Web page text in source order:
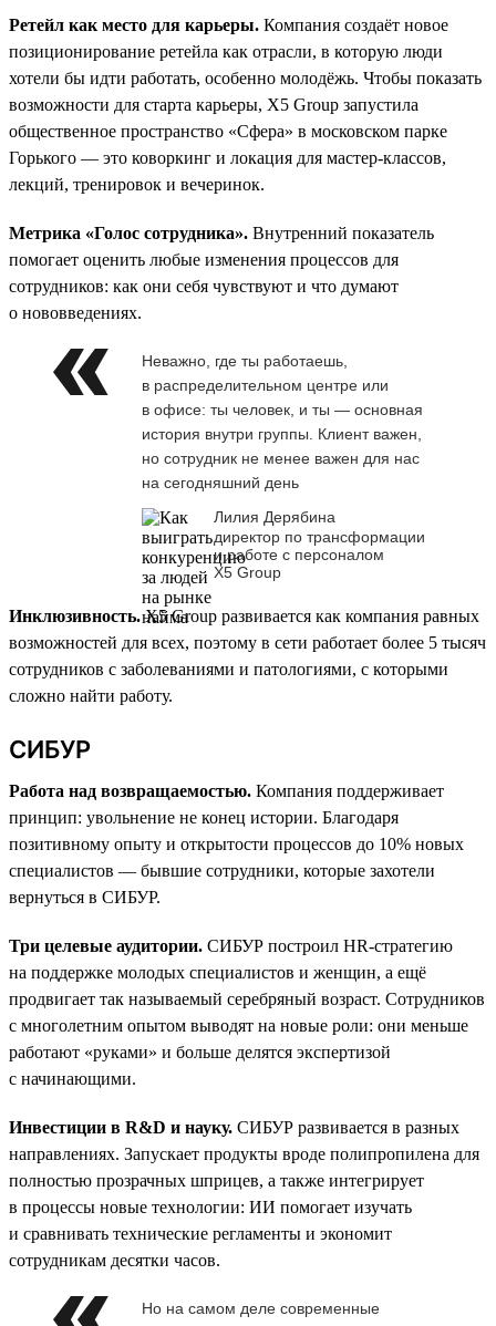
Ретейл как место для карьеры. Компания создаёт новое
позиционирование ретейла как отрасли, в которую люди
хотели бы идти работать, особенно молодёжь. Чтобы показать
возможности для старта карьеры, X5 Group запустила
общественное пространство «Сфера» в московском парке
Горького — это коворкинг и локация для мастер-классов,
лекций, тренировок и вечеринок.
Метрика «Голос сотрудника». Внутренний показатель
помогает оценить любые изменения процессов для
сотрудников: как они себя чувствуют и что думают
о нововведениях.
Неважно, где ты работаешь,
в распределительном центре или
в офисе: ты человек, и ты — основная
история внутри группы. Клиент важен,
но сотрудник не менее важен для нас
на сегодняшний день
Лилия Дерябина
директор по трансформации
и работе с персоналом
Х5 Group
Инклюзивность.X5 Group развивается как компания равных
возможностей для всех, поэтому в сети работает более 5 тысяч
сотрудников с заболеваниями и патологиями, с которыми
сложно найти работу.
СИБУР
Работа над возвращаемостью. Компания поддерживает
принцип: увольнение не конец истории. Благодаря
позитивному опыту и открытости процессов до 10% новых
специалистов — бывшие сотрудники, которые захотели
вернуться в СИБУР.
Три целевые аудитории. СИБУР построил HR-стратегию
на поддержке молодых специалистов и женщин, а ещё
продвигает так называемый серебряный возраст. Сотрудников
с многолетним опытом выводят на новые роли: они меньше
работают «руками» и больше делятся экспертизой
с начинающими.
Инвестиции в R&D и науку. СИБУР развивается в разных
направлениях. Запускает продукты вроде полипропилена для
полностью прозрачных шприцев, а также интегрирует
в процессы новые технологии: ИИ помогает изучать
и сравнивать технические регламенты и экономит
сотрудникам десятки часов.
Но на самом деле современные